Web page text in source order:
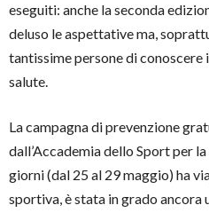
eseguiti: anche la seconda
deluso le aspettative ma,
tantissime persone di
salute.
La campagna di prevenzione
dall’Accademia dello Sport per
giorni (dal 25 al 29 maggio) ha
sportiva, è stata in grado ancora